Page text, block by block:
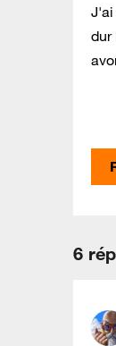
J'ai
dur
6